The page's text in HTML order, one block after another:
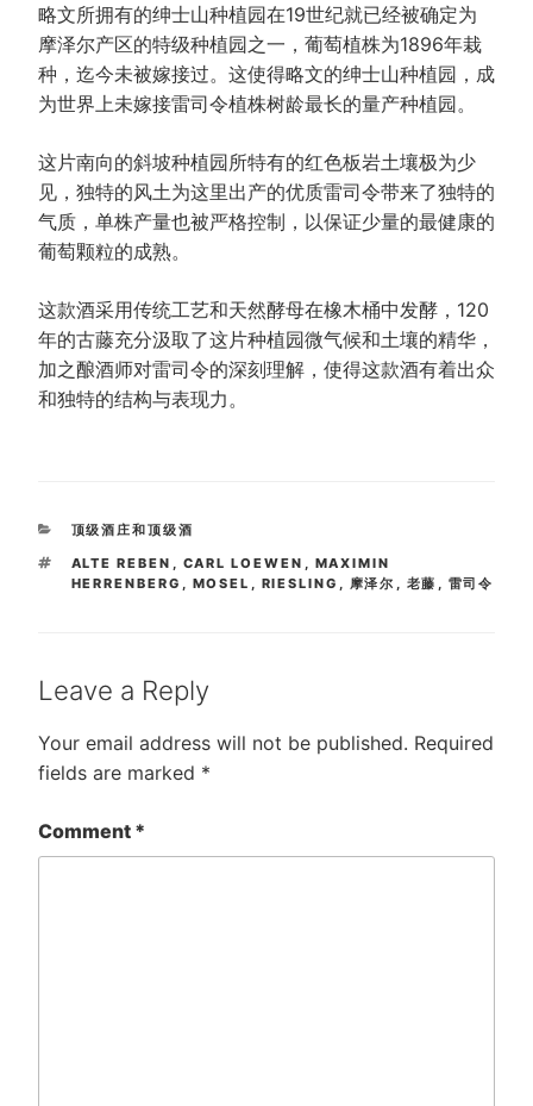
略文所拥有的绅士山种植园在19世纪就已经被确定为
摩泽尔产区的特级种植园之一，葡萄植株为1896年栽
种，迄今未被嫁接过。这使得略文的绅士山种植园，成
为世界上未嫁接雷司令植株树龄最长的量产种植园。
这片南向的斜坡种植园所特有的红色板岩土壤极为少
见，独特的风土为这里出产的优质雷司令带来了独特的
气质，单株产量也被严格控制，以保证少量的最健康的
葡萄颗粒的成熟。
这款酒采用传统工艺和天然酵母在橡木桶中发酵，120
年的古藤充分汲取了这片种植园微气候和土壤的精华，
加之酿酒师对雷司令的深刻理解，使得这款酒有着出众
和独特的结构与表现力。
CATEGORIES
顶级酒庄和顶级酒
TAGS
ALTE REBEN CARL LOEWEN
MAXIMIN
HERRENBERG
MOSEL RIESLING 摩泽尔 老藤 雷司令
Leave a Reply
Your email address will not be published. Required
fields are marked *
Comment *